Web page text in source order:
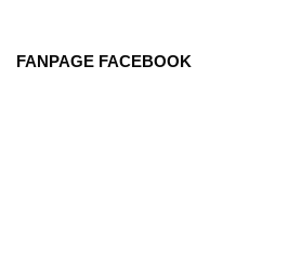
FANPAGE FACEBOOK